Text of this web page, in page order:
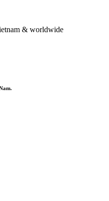
& worldwide